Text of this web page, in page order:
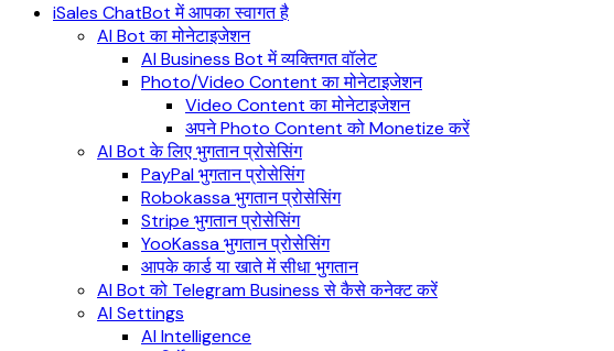
iSales ChatBot में आपका स्वागत है
AI Bot का मोनेटाइजेशन
AI Business Bot में व्यक्तिगत वॉलेट
Photo/Video Content का मोनेटाइजेशन
Video Content का मोनेटाइजेशन
अपने Photo Content को Monetize करें
AI Bot के लिए भुगतान प्रोसेसिंग
PayPal भुगतान प्रोसेसिंग
Robokassa भुगतान प्रोसेसिंग
Stripe भुगतान प्रोसेसिंग
YooKassa भुगतान प्रोसेसिंग
आपके कार्ड या खाते में सीधा भुगतान
AI Bot को Telegram Business से कैसे कनेक्ट करें
AI Settings
AI Intelligence